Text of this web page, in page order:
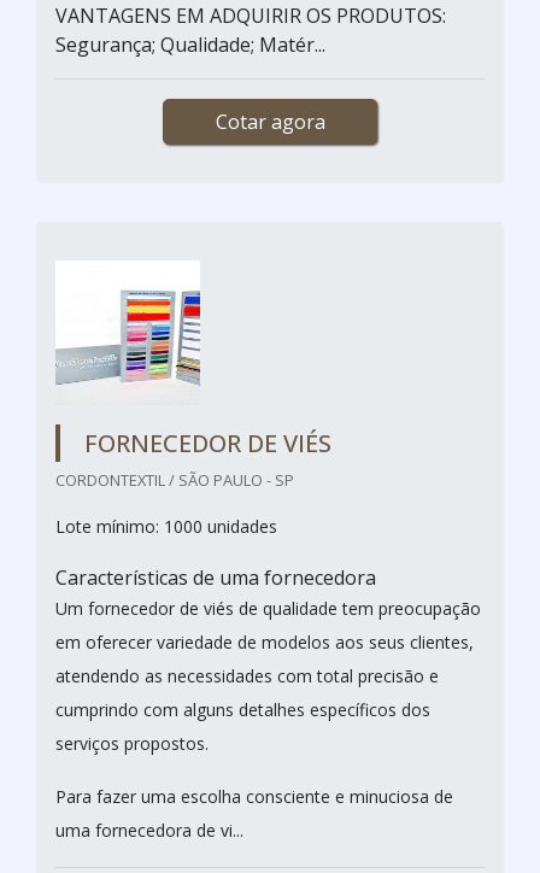
VANTAGENS EM ADQUIRIR OS PRODUTOS:
Segurança; Qualidade; Matér...
Cotar agora
FORNECEDOR DE VIÉS
CORDONTEXTIL / SÃO PAULO - SP
Lote mínimo: 1000 unidades
Características de uma fornecedora
Um fornecedor de viés de qualidade tem preocupação
em oferecer variedade de modelos aos seus clientes,
atendendo as necessidades com total precisão e
cumprindo com alguns detalhes específicos dos
serviços propostos.
Para fazer uma escolha consciente e minuciosa de
uma fornecedora de vi...